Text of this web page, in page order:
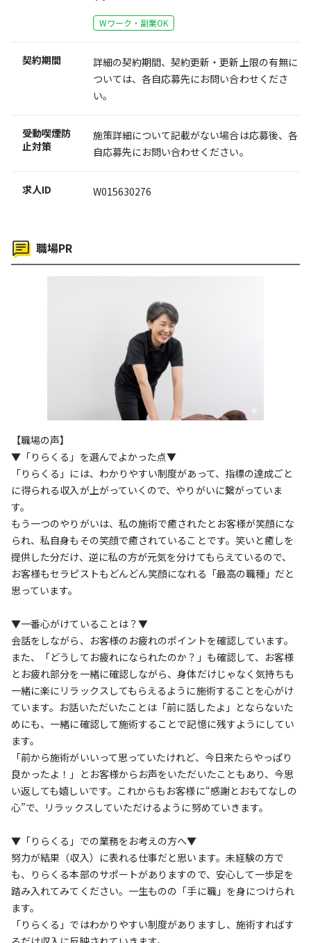
Wワーク・副業OK
契約期間
詳細の契約期間、契約更新・更新上限の有無に
ついては、各自応募先にお問い合わせくださ
い。
受動喫煙防
止対策
施策詳細について記載がない場合は応募後、各
自応募先にお問い合わせください。
求人ID W015630276
職場PR
【職場の声】
▼「りらくる」を選んでよかった点▼
「りらくる」には、わかりやすい制度があって、指標の達成ごと
に得られる収入が上がっていくので、やりがいに繋がっていま
す。
もう一つのやりがいは、私の施術で癒されたとお客様が笑顔にな
られ、私自身もその笑顔で癒されていることです。笑いと癒しを
提供した分だけ、逆に私の方が元気を分けてもらえているので、
お客様もセラピストもどんどん笑顔になれる「最高の職種」だと
思っています。
▼一番心がけていることは？▼
会話をしながら、お客様のお疲れのポイントを確認しています。
また、「どうしてお疲れになられたのか？」も確認して、お客様
とお疲れ部分を一緒に確認しながら、身体だけじゃなく気持ちも
一緒に楽にリラックスしてもらえるように施術することを心がけ
ています。お話いただいたことは「前に話したよ」とならないた
めにも、一緒に確認して施術することで記憶に残すようにしてい
ます。
「前から施術がいいって思っていたけれど、今日来たらやっぱり
良かったよ！」とお客様からお声をいただいたこともあり、今思
い返しても嬉しいです。これからもお客様に“感謝とおもてなしの
心”で、リラックスしていただけるように努めていきます。
▼「りらくる」での業務をお考えの方へ▼
努力が結果（収入）に表れる仕事だと思います。未経験の方で
も、りらくる本部のサポートがありますので、安心して一歩足を
踏み入れてみてください。一生ものの「手に職」を身につけられ
ます。
「りらくる」ではわかりやすい制度がありますし、施術すればす